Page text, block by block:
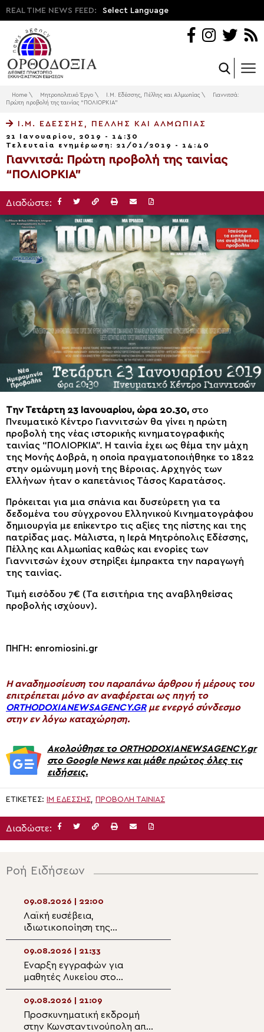
REAL TIME NEWS FEED: Select Language
Home \ Μητροπολιτικό Έργο \ Ι.Μ. Εδέσσης, Πέλλης και Αλμωπίας \
Γιαννιτσά:
Πρώτη προβολή της ταινίας “ΠΟΛΙΟΡΚΙΑ”
Ι.Μ. ΕΔΈΣΣΗΣ, ΠΈΛΛΗΣ ΚΑΙ ΑΛΜΩΠΊΑΣ
21 Ιανουαρίου, 2019 - 14:30
Τελευταία ενημέρωση: 21/01/2019 - 14:40
Γιαννιτσά: Πρώτη προβολή της ταινίας
“ΠΟΛΙΟΡΚΙΑ”
Διαδώστε:
Την Τετάρτη 23 Ιανουαρίου, ώρα 20.30, στο
Πνευματικό Κέντρο Γιαννιτσών θα γίνει η πρώτη
προβολή της νέας ιστορικής κινηματογραφικής
ταινίας “ΠΟΛΙΟΡΚΙΑ”. Η ταινία έχει ως θέμα την μάχη
της Μονής Δοβρά, η οποία πραγματοποιήθηκε το 1822
στην ομώνυμη μονή της Βέροιας. Αρχηγός των
Ελλήνων ήταν ο καπετάνιος Τάσος Καρατάσος.
Πρόκειται για μια σπάνια και δυσεύρετη για τα
δεδομένα του σύγχρονου Ελληνικού Κινηματογράφου
δημιουργία με επίκεντρο τις αξίες της πίστης και της
πατρίδας μας. Μάλιστα, η Ιερά Μητρόπολις Εδέσσης,
Πέλλης και Αλμωπίας καθώς και ενορίες των
Γιαννιτσών έχουν στηρίξει έμπρακτα την παραγωγή
της ταινίας.
Τιμή εισόδου 7€ (Τα εισιτήρια της αναβληθείσας
προβολής ισχύουν).
ΠΗΓΗ: enromiosini.gr
H αναδημοσίευση του παραπάνω άρθρου ή μέρους του
επιτρέπεται μόνο αν αναφέρεται ως πηγή το
ORTHODOXIANEWSAGENCY.GRμε ενεργό σύνδεσμο
στην εν λόγω καταχώρηση.
Ακολούθησε το ORTHODOXIANEWSAGENCY.gr
στο Google News και μάθε πρώτος όλες τις
ειδήσεις.
ΕΤΙΚΈΤΕΣ: ΙΜ ΕΔΕΣΣΗΣ ΠΡΟΒΟΛΗ ΤΑΙΝΙΑΣ
Διαδώστε:
Ροή Ειδήσεων
09.08.2026 | 22:00
Λαϊκή ευσέβεια,
ιδιωτικοποίηση της
θρησκείας και ποιμαντική
μεταμόρφωση της ατομικής
θρησκευτικότητας
09.08.2026 | 21:33
Έναρξη εγγραφών για
μαθητές Λυκείου στο
Κοινωνικό Φροντιστήριο της
Μητρόπολης Μαρωνείας και
Κομοτηνής
09.08.2026 | 21:09
Προσκυνηματική εκδρομή
στην Κωνσταντινούπολη από